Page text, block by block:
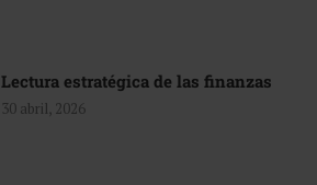
Lectura estratégica de las finanzas
30 abril, 2026